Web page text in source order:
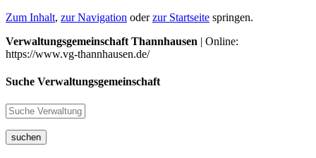
Zum Inhalt, zur Navigation oderzur Startseite springen.
Verwaltungsgemeinschaft Thannhausen | Online:
https://www.vg-thannhausen.de/
Suche Verwaltungsgemeinschaft
suchen